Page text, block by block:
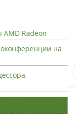
AMD Radeon
на